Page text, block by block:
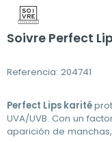
Soivre Perfect
Referencia: 204741
Perfect Lips karité
UVA/UVB. Con un
aparición de